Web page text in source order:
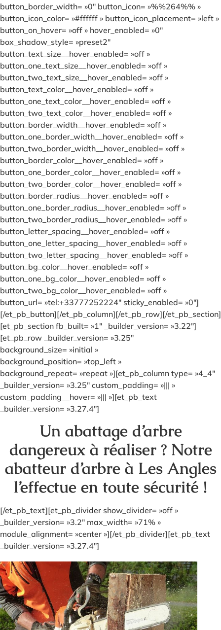
button_border_width= »0″ button_icon= »%%264%% »
button_icon_color= »#ffffff » button_icon_placement= »left »
button_on_hover= »off » hover_enabled= »0″
box_shadow_style= »preset2″
button_text_size__hover_enabled= »off »
button_one_text_size__hover_enabled= »off »
button_two_text_size__hover_enabled= »off »
button_text_color__hover_enabled= »off »
button_one_text_color__hover_enabled= »off »
button_two_text_color__hover_enabled= »off »
button_border_width__hover_enabled= »off »
button_one_border_width__hover_enabled= »off »
button_two_border_width__hover_enabled= »off »
button_border_color__hover_enabled= »off »
button_one_border_color__hover_enabled= »off »
button_two_border_color__hover_enabled= »off »
button_border_radius__hover_enabled= »off »
button_one_border_radius__hover_enabled= »off »
button_two_border_radius__hover_enabled= »off »
button_letter_spacing__hover_enabled= »off »
button_one_letter_spacing__hover_enabled= »off »
button_two_letter_spacing__hover_enabled= »off »
button_bg_color__hover_enabled= »off »
button_one_bg_color__hover_enabled= »off »
button_two_bg_color__hover_enabled= »off »
button_url= »tel:+33777252224″ sticky_enabled= »0″]
[/et_pb_button][/et_pb_column][/et_pb_row][/et_pb_section]
[et_pb_section fb_built= »1″ _builder_version= »3.22″]
[et_pb_row _builder_version= »3.25″
background_size= »initial »
background_position= »top_left »
background_repeat= »repeat »][et_pb_column type= »4_4″
_builder_version= »3.25″ custom_padding= »||| »
custom_padding__hover= »||| »][et_pb_text
_builder_version= »3.27.4″]
Un abattage d’arbre
dangereux à réaliser ? Notre
abatteur d’arbre à Les Angles
l’effectue en toute sécurité !
[/et_pb_text][et_pb_divider show_divider= »off »
_builder_version= »3.2″ max_width= »71% »
module_alignment= »center »][/et_pb_divider][et_pb_text
_builder_version= »3.27.4″]